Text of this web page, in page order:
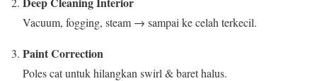
Vacuum, fogging, steam → sampai ke celah terkecil.
Paint Correction
Poles cat untuk hilangkan swirl & baret halus.